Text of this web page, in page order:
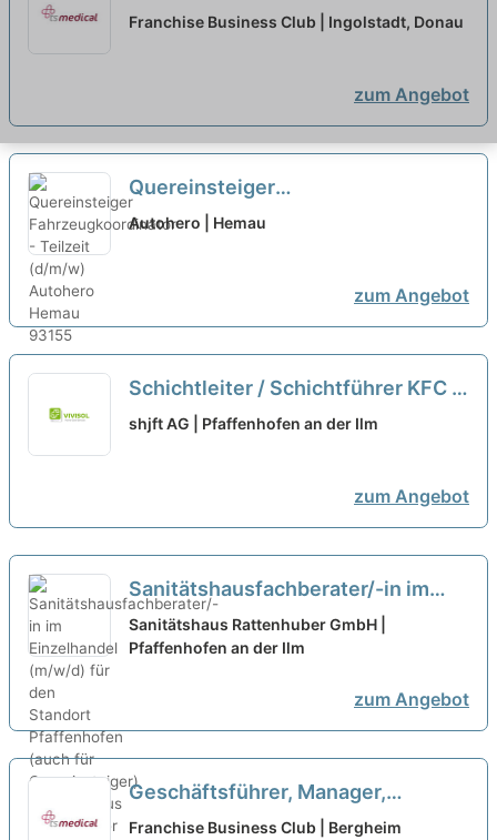
Quereinsteiger, Macher als
Franchise Business Club | Ingolstadt, Donau
zum Angebot
Quereinsteiger
Fahrzeugkoordinator - Teilzeit
Autohero | Hemau
zum Angebot
Schichtleiter / Schichtführer KFC /
Fachkraft Systemgastronomie
shjft AG | Pfaffenhofen an der Ilm
zum Angebot
Sanitätshausfachberater/-in im
Einzelhandel (m/w/d) für den
Standort Pfaffenhofen (auch für
Sanitätshaus Rattenhuber GmbH |
Pfaffenhofen an der Ilm
zum Angebot
Geschäftsführer, Manager,
Quereinsteiger, Macher als
Franchise Business Club | Bergheim